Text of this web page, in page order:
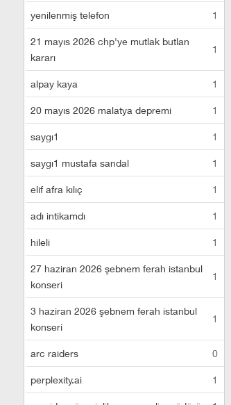
yenilenmiş telefon 1
21 mayıs 2026 chp'ye mutlak butlan
kararı
1
alpay kaya 1
20 mayıs 2026 malatya depremi 1
saygı1 1
saygı1 mustafa sandal 1
elif afra kılıç 1
adı intikamdı 1
hileli 1
27 haziran 2026 şebnem ferah istanbul
konseri
1
3 haziran 2026 şebnem ferah istanbul
konseri
1
arc raiders 0
perplexity.ai 1